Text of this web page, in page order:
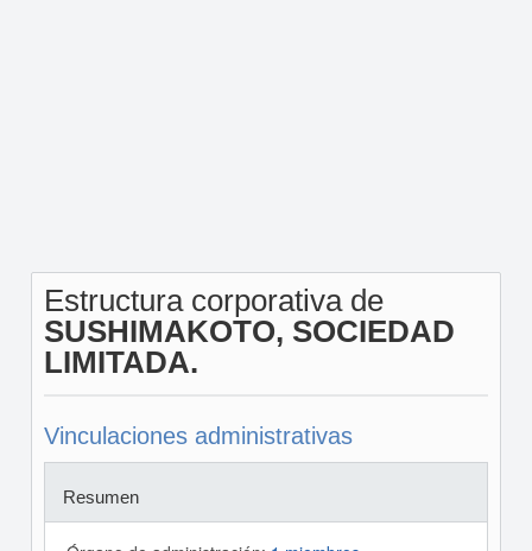
Estructura corporativa de
SUSHIMAKOTO, SOCIEDAD
LIMITADA.
Vinculaciones administrativas
Resumen